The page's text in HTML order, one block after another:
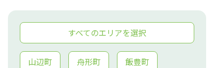
すべてのエリアを選択
山辺町 舟形町 飯豊町